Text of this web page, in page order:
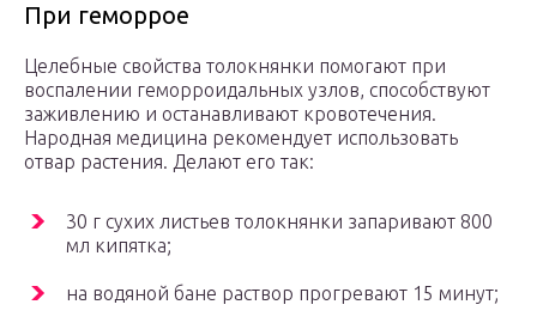
При геморрое
Целебные свойства толокнянки помогают при
воспалении геморроидальных узлов, способствуют
заживлению и останавливают кровотечения.
Народная медицина рекомендует использовать
отвар растения. Делают его так:
30 г сухих листьев толокнянки запаривают 800
мл кипятка;
на водяной бане раствор прогревают 15 минут;